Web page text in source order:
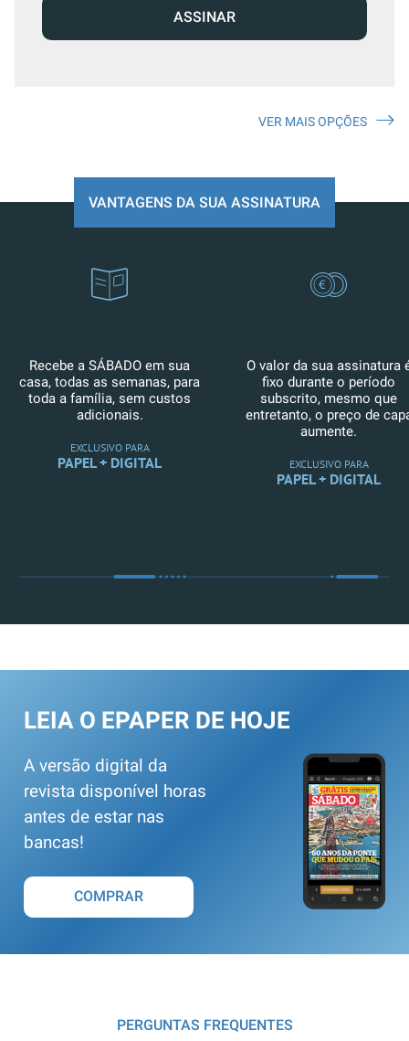
ASSINAR
VER MAIS OPÇÕES
VANTAGENS DA SUA ASSINATURA
Recebe a SÁBADO em sua
casa, todas as semanas, para
toda a família, sem custos
adicionais.
EXCLUSIVO PARA
PAPEL + DIGITAL
O valor da sua assinatura
fixo durante o período
subscrito, mesmo que
entretanto, o preço de
aumente.
EXCLUSIVO PARA
PAPEL + DIGITAL
LEIA O EPAPER DE HOJE
A versão digital da
revista disponível horas
antes de estar nas
bancas!
COMPRAR
PERGUNTAS FREQUENTES